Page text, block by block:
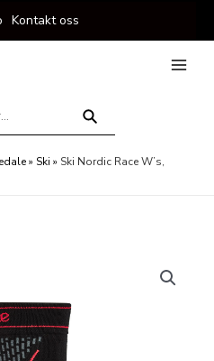
Kontakt oss
» Ski » Ski Nordic Race W’s,